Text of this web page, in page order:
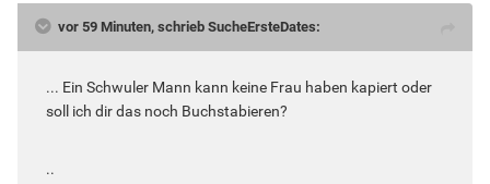
vor 59 Minuten, schrieb SucheErsteDates:
... Ein Schwuler Mann kann keine Frau haben kapiert oder
soll ich dir das noch Buchstabieren?
..